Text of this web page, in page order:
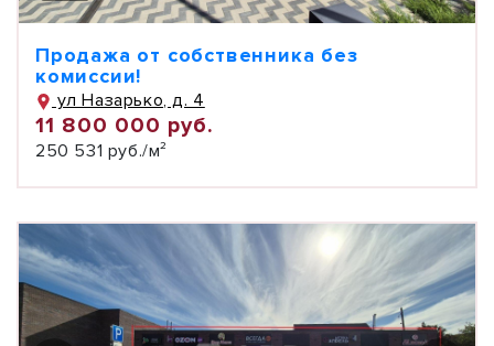
Продажа от собственника без
комиссии!
ул Назарько, д. 4
11 800 000 руб.
250 531 руб./м²